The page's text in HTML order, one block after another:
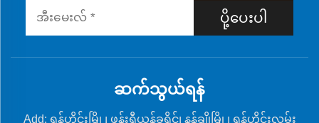
ပို့ပေးပါ
ဆက်သွယ်ရန်
Add: ရှန်ဟိုင်းမြို့၊ ဖန်းရှီယန်ခရိုင်၊ နန်ချိုမြို့၊ ရန်ဟိုင်းလမ်း